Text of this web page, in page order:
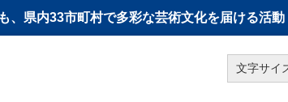
、県内33市町村で多彩な芸術文化を届ける活
文字サイ